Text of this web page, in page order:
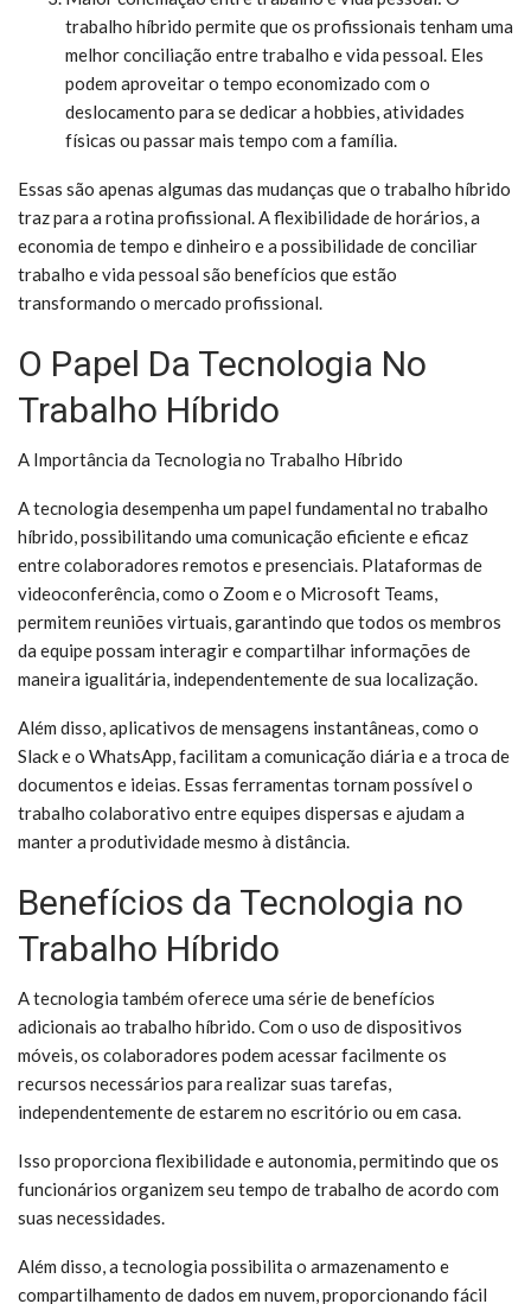
trabalho híbrido permite que os profissionais tenham uma
melhor conciliação entre trabalho e vida pessoal. Eles
podem aproveitar o tempo economizado com o
deslocamento para se dedicar a hobbies, atividades
físicas ou passar mais tempo com a família.
Essas são apenas algumas das mudanças que o trabalho híbrido
traz para a rotina profissional. A flexibilidade de horários, a
economia de tempo e dinheiro e a possibilidade de conciliar
trabalho e vida pessoal são benefícios que estão
transformando o mercado profissional.
O Papel Da Tecnologia No
Trabalho Híbrido
A Importância da Tecnologia no Trabalho Híbrido
A tecnologia desempenha um papel fundamental no trabalho
híbrido, possibilitando uma comunicação eficiente e eficaz
entre colaboradores remotos e presenciais. Plataformas de
videoconferência, como o Zoom e o Microsoft Teams,
permitem reuniões virtuais, garantindo que todos os membros
da equipe possam interagir e compartilhar informações de
maneira igualitária, independentemente de sua localização.
Além disso, aplicativos de mensagens instantâneas, como o
Slack e o WhatsApp, facilitam a comunicação diária e a troca de
documentos e ideias. Essas ferramentas tornam possível o
trabalho colaborativo entre equipes dispersas e ajudam a
manter a produtividade mesmo à distância.
Benefícios da Tecnologia no
Trabalho Híbrido
A tecnologia também oferece uma série de benefícios
adicionais ao trabalho híbrido. Com o uso de dispositivos
móveis, os colaboradores podem acessar facilmente os
recursos necessários para realizar suas tarefas,
independentemente de estarem no escritório ou em casa.
Isso proporciona flexibilidade e autonomia, permitindo que os
funcionários organizem seu tempo de trabalho de acordo com
suas necessidades.
Além disso, a tecnologia possibilita o armazenamento e
compartilhamento de dados em nuvem, proporcionando fácil